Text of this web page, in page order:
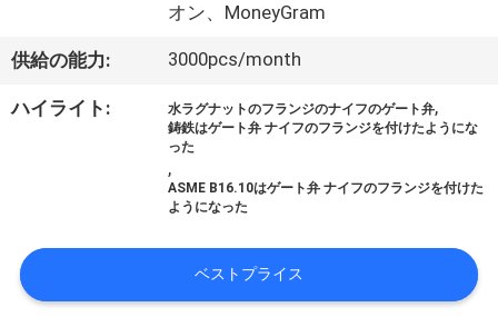
工
品
質
オン、MoneyGram
供給の能力: 3000pcs/month
ハイライト: 水ラグナットのフランジのナイフのゲート弁,
鋳鉄はゲート弁 ナイフのフランジを付けたようにな
った
,
ASME B16.10はゲート弁 ナイフのフランジを付けた
ようになった
ベストプライス